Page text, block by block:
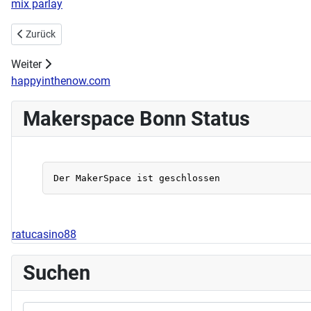
mix parlay
Vorheriger Beitrag: Handarbeitstreff 07.05.2023 11:00 - 15:00 Uhr
Zurück
Weiter
happyinthenow.com
Makerspace Bonn Status
ratucasino88
Suchen